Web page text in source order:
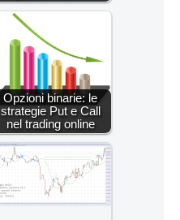
Opzioni binarie: le
strategie Put e Call
nel trading online